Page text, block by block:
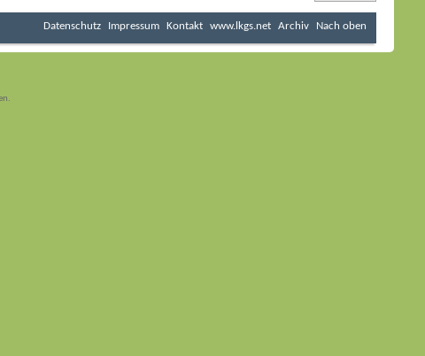
Datenschutz Impressum Kontakt www.lkgs.net Archiv Nach oben